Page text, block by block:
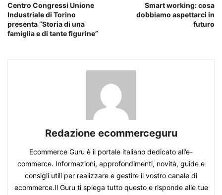
Centro Congressi Unione
Industriale di Torino
presenta “Storia di una
famiglia e di tante figurine”
Smart working: cosa
dobbiamo aspettarci in
futuro
Redazione ecommerceguru
Ecommerce Guru è il portale italiano dedicato all’e-
commerce. Informazioni, approfondimenti, novità, guide e
consigli utili per realizzare e gestire il vostro canale di
ecommerce.Il Guru ti spiega tutto questo e risponde alle tue